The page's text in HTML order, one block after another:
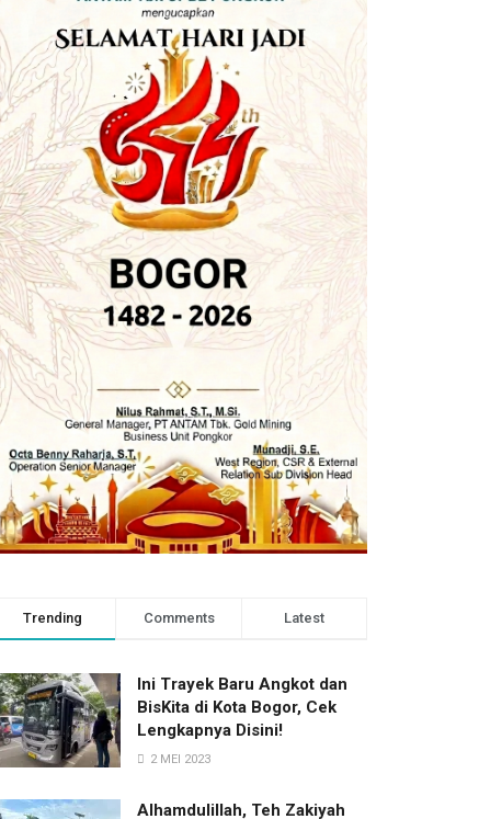
Trending Comments Latest
Ini Trayek Baru Angkot dan
BisKita di Kota Bogor, Cek
Lengkapnya Disini!
2 MEI 2023
Alhamdulillah, Teh Zakiyah